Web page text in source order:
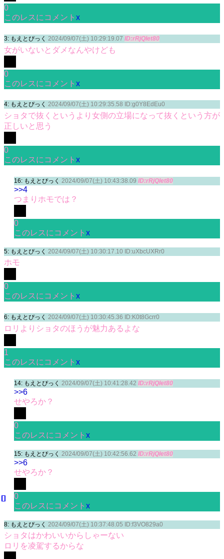
0
このレスにコメント x
3: もえとぴっく 2024/09/07(土) 10:29:19.07 ID:rRjQIet80
女がいないとダメなんやけども
0
このレスにコメント x
4: もえとぴっく 2024/09/07(土) 10:29:35.58 ID:g0Y8EdEu0
ショタで抜くというより女側の立場になって抜くという方が
正しいと思う
0
このレスにコメント x
16: もえとぴっく 2024/09/07(土) 10:43:38.09 ID:rRjQIet80
>>4
つまりホモでは？
0
このレスにコメント x
5: もえとぴっく 2024/09/07(土) 10:30:17.10 ID:uXbcUXRr0
ホモ
0
このレスにコメント x
6: もえとぴっく 2024/09/07(土) 10:30:45.36 ID:K0t8Gcrr0
ロリよりショタのほうが魅力あるよな
1
このレスにコメント x
14: もえとぴっく 2024/09/07(土) 10:41:28.42 ID:rRjQIet80
>>6
せやろか？
0
このレスにコメント x
15: もえとぴっく 2024/09/07(土) 10:42:56.62 ID:rRjQIet80
>>6
せやろか？
0
このレスにコメント x
8: もえとぴっく 2024/09/07(土) 10:37:48.05 ID:f3VO829a0
ショタはかわいいからしゃーない
ロリを凌駕するからな